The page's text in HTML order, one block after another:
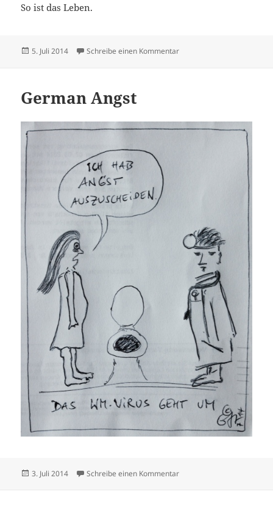
So ist das Leben.
Veröffentlicht
5. Juli 2014 Schreibe einen Kommentarzu Riesig
German Angst
Veröffentlicht
3. Juli 2014 Schreibe einen Kommentarzu German Angst